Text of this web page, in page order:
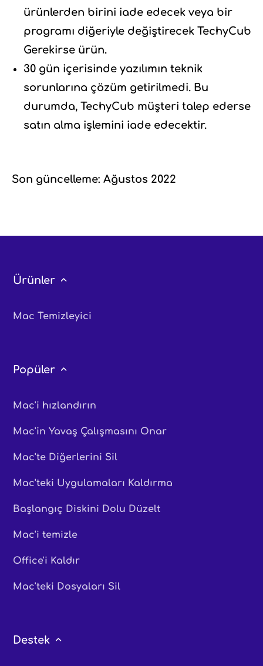
ürünlerden birini iade edecek veya bir
programı diğeriyle değiştirecek TechyCub
Gerekirse ürün.
30 gün içerisinde yazılımın teknik
sorunlarına çözüm getirilmedi. Bu
durumda, TechyCub müşteri talep ederse
satın alma işlemini iade edecektir.
Son güncelleme: Ağustos 2022
Ürünler
Mac Temizleyici
Popüler
Mac'i hızlandırın
Mac'in Yavaş Çalışmasını Onar
Mac'te Diğerlerini Sil
Mac'teki Uygulamaları Kaldırma
Başlangıç ​​Diskini Dolu Düzelt
Mac'i temizle
Office'i Kaldır
Mac'teki Dosyaları Sil
Destek